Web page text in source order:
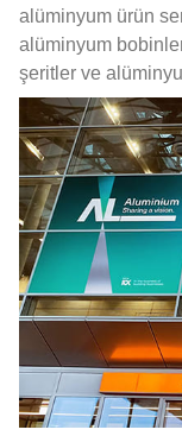
alüminyum ürün
alüminyum
şeritler ve